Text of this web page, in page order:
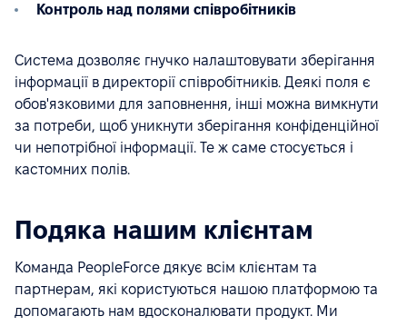
Контроль над полями співробітників
Система дозволяє гнучко налаштовувати зберігання
інформації в директорії співробітників. Деякі поля є
обов'язковими для заповнення, інші можна вимкнути
за потреби, щоб уникнути зберігання конфіденційної
чи непотрібної інформації. Те ж саме стосується і
кастомних полів.
Подяка нашим клієнтам
Команда PeopleForce дякує всім клієнтам та
партнерам, які користуються нашою платформою та
допомагають нам вдосконалювати продукт. Ми